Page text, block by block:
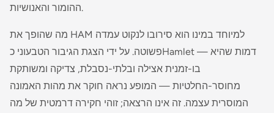
ההומור והאנושיות.
מה שהופך את HAM למיוחד במינו הוא סירובו לנקוט עמדה
פשוטה. על ידי הצגת הגיבור הטבעוני כ­Hamlet — דמות שהיא
בו-זמנית אצילה ובלתי-נסבלת, צדיקה ומשותקת
מחוסר-החלטיות — המופע נראה חוקר את מהות האמונה
המוסרית עצמה. זה אינו הרצאה; זוהי חקירה דרמטית של מה